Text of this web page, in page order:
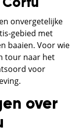
onvergetelijke
gebied met
baaien. Voor wie
tour naar het
voor
over